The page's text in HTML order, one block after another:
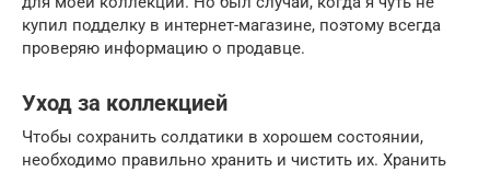
купил подделку в интернет-магазине, поэтому всегда
проверяю информацию о продавце.
Уход за коллекцией
Чтобы сохранить солдатики в хорошем состоянии,
необходимо правильно хранить и чистить их. Хранить